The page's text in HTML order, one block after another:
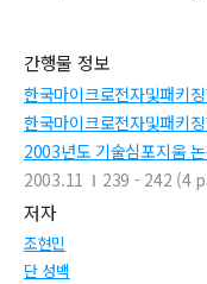
간행물 정보
한국마이크로전자및패키
한국마이크로전자및패키
2003년도 기술심포지움
2003.11
239 - 242 (4
저자
조현민
단 성백